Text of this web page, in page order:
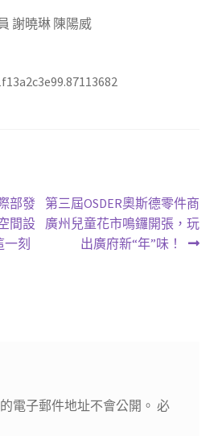
謝曉琳 陳陽威
部發
間設
刻
下
一
第三屆OSDER奧斯德零件商
廣州兒童花市鳴鑼開張，玩
出廣府新“年”味！
電子郵件地址不會公開。 必